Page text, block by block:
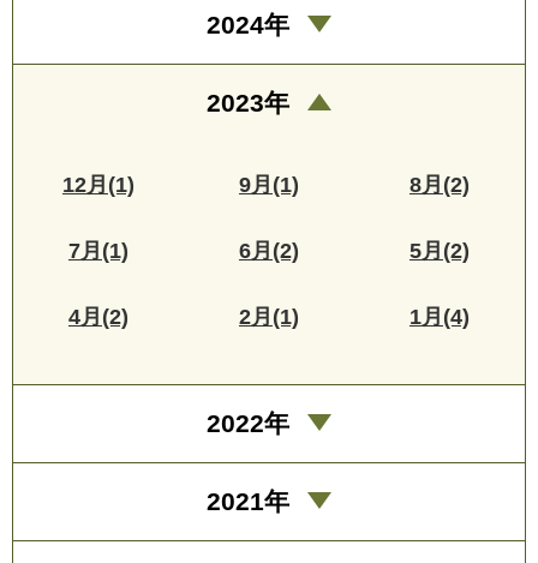
2024年
2023年
12月(1) 9月(1) 8月(2)
7月(1) 6月(2) 5月(2)
4月(2) 2月(1) 1月(4)
2022年
2021年